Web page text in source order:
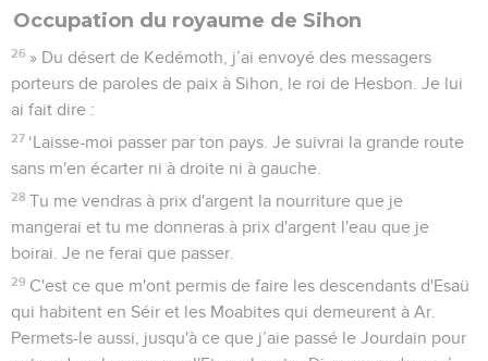
Occupation du royaume de Sihon
26 » Du désert de Kedémoth, j’ai envoyé des messagers
porteurs de paroles de paix à Sihon, le roi de Hesbon. Je lui
ai fait dire :
27 ‘Laisse-moi passer par ton pays. Je suivrai la grande route
sans m'en écarter ni à droite ni à gauche.
28 Tu me vendras à prix d'argent la nourriture que je
mangerai et tu me donneras à prix d'argent l'eau que je
boirai. Je ne ferai que passer.
29 C'est ce que m'ont permis de faire les descendants d'Esaü
qui habitent en Séir et les Moabites qui demeurent à Ar.
Permets-le aussi, jusqu'à ce que j’aie passé le Jourdain pour